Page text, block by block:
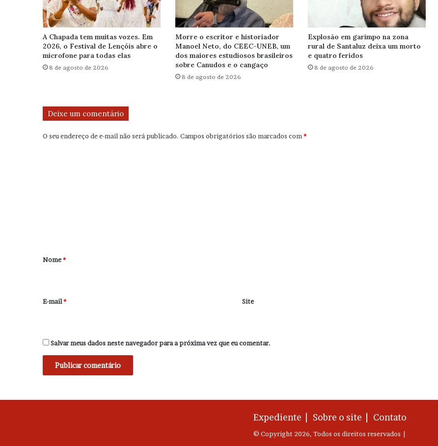
A Chapada tem muitas vozes. Em
2026, o Festival de Lençóis abre o
microfone para todas elas
8 de agosto de 2026
Morre o escritor e historiador
Manoel Neto, do CEEC-UNEB, um
dos maiores estudiosos brasileiros
sobre Canudos e o cangaço
8 de agosto de 2026
Explosão em garimpo na zona
rural de Santaluz deixa um morto
e quatro feridos
8 de agosto de 2026
Deixe um comentário
O seu endereço de e-mail não será publicado. Campos obrigatórios são marcados com*
r
*
Nome*
E-mail* Site
Salvar meus dados neste navegador para a próxima vez que eu comentar.
Expediente | Sobre o site | Contato
© Copyright 2026, Todos os direitos reservados |